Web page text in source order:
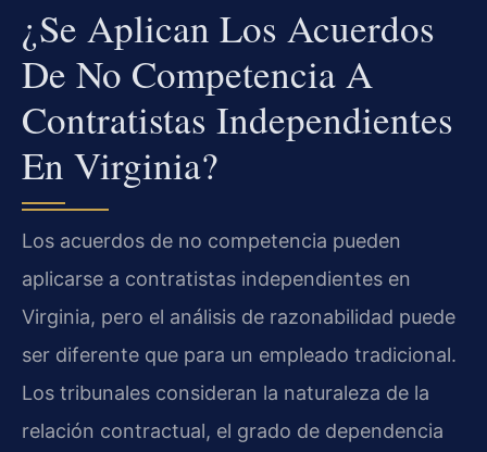
¿Se Aplican Los Acuerdos
De No Competencia A
Contratistas Independientes
En Virginia?
Los acuerdos de no competencia pueden
aplicarse a contratistas independientes en
Virginia, pero el análisis de razonabilidad puede
ser diferente que para un empleado tradicional.
Los tribunales consideran la naturaleza de la
relación contractual, el grado de dependencia